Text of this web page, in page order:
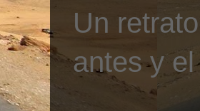
Un
antes y